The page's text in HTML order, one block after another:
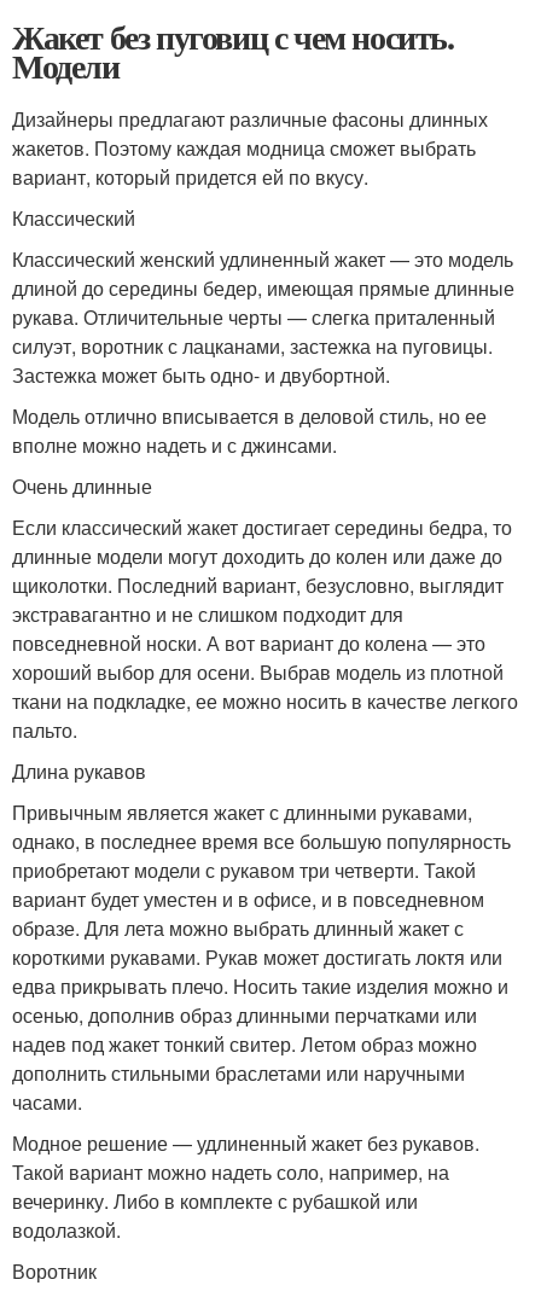
Жакет без пуговиц с чем носить.
Модели
Дизайнеры предлагают различные фасоны длинных
жакетов. Поэтому каждая модница сможет выбрать
вариант, который придется ей по вкусу.
Классический
Классический женский удлиненный жакет — это модель
длиной до середины бедер, имеющая прямые длинные
рукава. Отличительные черты — слегка приталенный
силуэт, воротник с лацканами, застежка на пуговицы.
Застежка может быть одно- и двубортной.
Модель отлично вписывается в деловой стиль, но ее
вполне можно надеть и с джинсами.
Очень длинные
Если классический жакет достигает середины бедра, то
длинные модели могут доходить до колен или даже до
щиколотки. Последний вариант, безусловно, выглядит
экстравагантно и не слишком подходит для
повседневной носки. А вот вариант до колена — это
хороший выбор для осени. Выбрав модель из плотной
ткани на подкладке, ее можно носить в качестве легкого
пальто.
Длина рукавов
Привычным является жакет с длинными рукавами,
однако, в последнее время все большую популярность
приобретают модели с рукавом три четверти. Такой
вариант будет уместен и в офисе, и в повседневном
образе. Для лета можно выбрать длинный жакет с
короткими рукавами. Рукав может достигать локтя или
едва прикрывать плечо. Носить такие изделия можно и
осенью, дополнив образ длинными перчатками или
надев под жакет тонкий свитер. Летом образ можно
дополнить стильными браслетами или наручными
часами.
Модное решение — удлиненный жакет без рукавов.
Такой вариант можно надеть соло, например, на
вечеринку. Либо в комплекте с рубашкой или
водолазкой.
Воротник